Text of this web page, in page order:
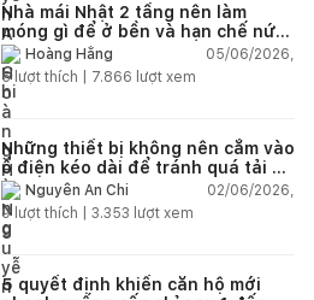
Nhà mái Nhật 2 tầng nên làm
móng gì để ở bền và hạn chế nứt
lún?Hoàng Hằng
05/06/2026,
5lượt thích | 7.866 lượt xem
Những thiết bị không nên cắm vào
ổ điện kéo dài để tránh quá tải và
chập cháy trong nhà
Nguyễn An Chi
02/06/2026,
9lượt thích | 3.353 lượt xem
5 quyết định khiến căn hộ mới